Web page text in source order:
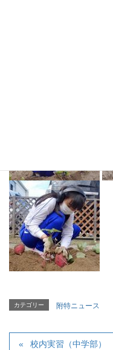
カテゴリー 附特ニュース
校内実習（中学部）